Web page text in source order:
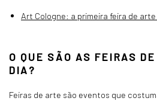
Art Cologne: a primeira feira de
O QUE SÃO AS FEIRAS
DIA?
Feiras de arte são eventos que